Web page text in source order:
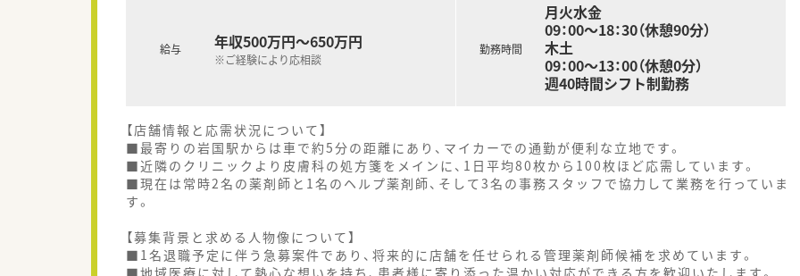
給与 年収500万円～650万円
※ご経験により応相談
勤務時間
月火水金
09：00～18：30（休憩90分）
木土
09：00～13：00（休憩0分）
週40時間シフト制勤務
【店舗情報と応需状況について】
■最寄りの岩国駅からは車で約5分の距離にあり、マイカーでの通勤が便利な立地です。
■近隣のクリニックより皮膚科の処方箋をメインに、1日平均80枚から100枚ほど応需しています。
■現在は常時2名の薬剤師と1名のヘルプ薬剤師、そして3名の事務スタッフで協力して業務を行っていま
す。
【募集背景と求める人物像について】
■1名退職予定に伴う急募案件であり、将来的に店舗を任せられる管理薬剤師候補を求めています。
■地域医療に対して熱心な想いを持ち、患者様に寄り添った温かい対応ができる方を歓迎いたします。